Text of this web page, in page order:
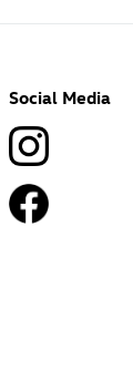
Social Media